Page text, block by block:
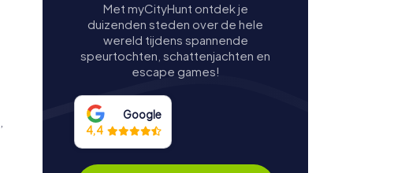
Met myCityHunt ontdek je
duizenden steden over de hele
wereld tijdens spannende
speurtochten, schattenjachten en
escape games!
Google
4,4